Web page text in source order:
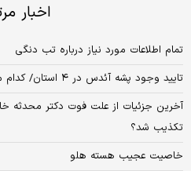
اخبار
تمام اطلاعات مورد نیاز درباره تب دنگی
تایید وجود پشه آئدس در ۴ استان/ کدام مناطق در معرض خطر هستند؟
آخرین جزئیات از علت فوت دکتر محدثه
تکذیب شد؟
خاصیت عجیب هسته هلو